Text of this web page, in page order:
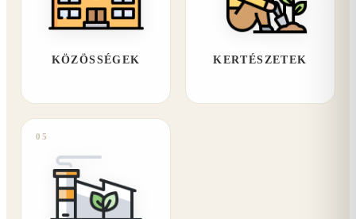
KÖZÖSSÉGEK KERTÉSZETEK
05